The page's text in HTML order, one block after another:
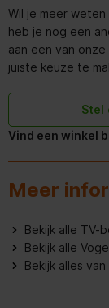
Montage interface
compatibiliteit
Montage interface
Montagewijze
Wil je meer
heb je nog een
aan een van
juiste keuze te
Stel
Vind een winkel
Meer
Bekijk alle TV-
Bekijk alle
Bekijk alles van